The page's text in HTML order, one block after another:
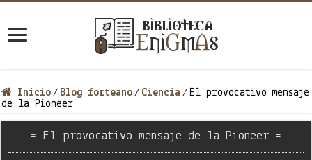
Inicio / Blog forteano / Ciencia / El provocativo mensaje
de la Pioneer
= El provocativo mensaje de la Pioneer =